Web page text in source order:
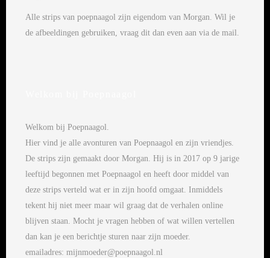
Alle strips van poepnaagol zijn eigendom van Morgan. Wil je
de afbeeldingen gebruiken, vraag dit dan even aan via de mail.
Welkom bij Poepnaagol.
Hier vind je alle avonturen van Poepnaagol en zijn vriendjes.
De strips zijn gemaakt door Morgan. Hij is in 2017 op 9 jarige
leeftijd begonnen met Poepnaagol en heeft door middel van
deze strips verteld wat er in zijn hoofd omgaat. Inmiddels
tekent hij niet meer maar wil graag dat de verhalen online
blijven staan. Mocht je vragen hebben of wat willen vertellen
dan kan je een berichtje sturen naar zijn moeder.
emailadres: mijnmoeder@poepnaagol.nl